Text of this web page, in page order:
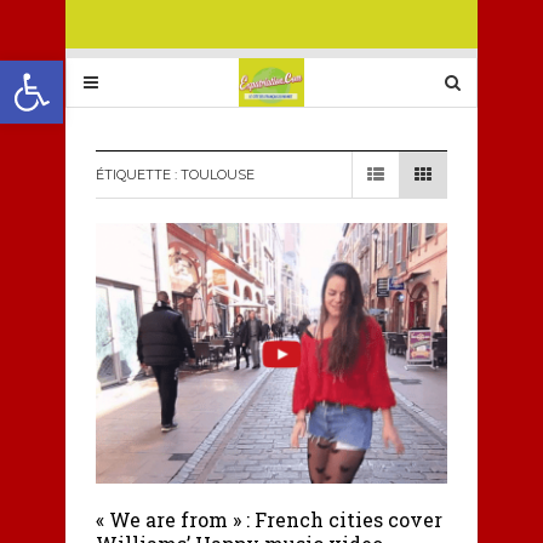
Ouvrir la barre d’outils
ÉTIQUETTE : TOULOUSE
« We are from » : French cities cover